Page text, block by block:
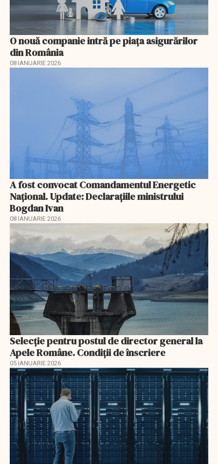
O nouă companie intră pe piața asigurărilor
din România
08 IANUARIE 2026
A fost convocat Comandamentul Energetic
Naţional. Update: Declaraţiile ministrului
Bogdan Ivan
08 IANUARIE 2026
Selecţie pentru postul de director general la
Apele Române. Condiţii de înscriere
05 IANUARIE 2026